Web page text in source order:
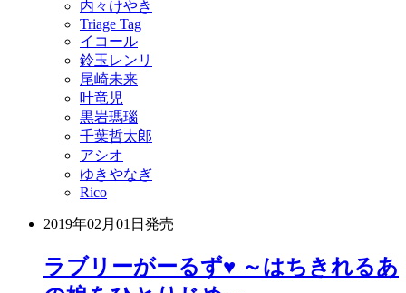
内々けやき
Triage Tag
イコール
鈴玉レンリ
尾崎未来
叶竜児
黒岩瑪瑙
千葉哲太郎
アシオ
ゆきやなぎ
Rico
2019年02月01日 発売
ラブリーがーるず♥ ～はちきれるあ